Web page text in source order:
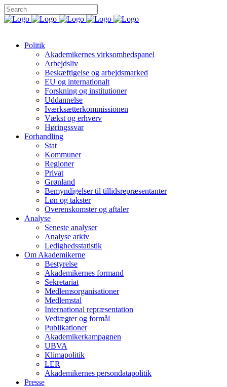
Politik
Akademikernes virksomhedspanel
Arbejdsliv
Beskæftigelse og arbejdsmarked
EU og internationalt
Forskning og institutioner
Uddannelse
Iværksætterkommissionen
Vækst og erhverv
Høringssvar
Forhandling
Stat
Kommuner
Regioner
Privat
Grønland
Bemyndigelser til tillidsrepræsentanter
Løn og takster
Overenskomster og aftaler
Analyse
Seneste analyser
Analyse arkiv
Ledighedsstatistik
Om Akademikerne
Bestyrelse
Akademikernes formand
Sekretariat
Medlemsorganisationer
Medlemstal
International repræsentation
Vedtægter og formål
Publikationer
Akademikerkampagnen
UBVA
Klimapolitik
LER
Akademikernes persondatapolitik
Presse